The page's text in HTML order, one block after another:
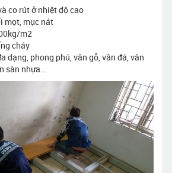
co rút ở nhiệt độ cao
mọt, mục nát
m2
cháy
dạng, phong phú, vân gỗ, vân đá, vân
sàn nhựa…